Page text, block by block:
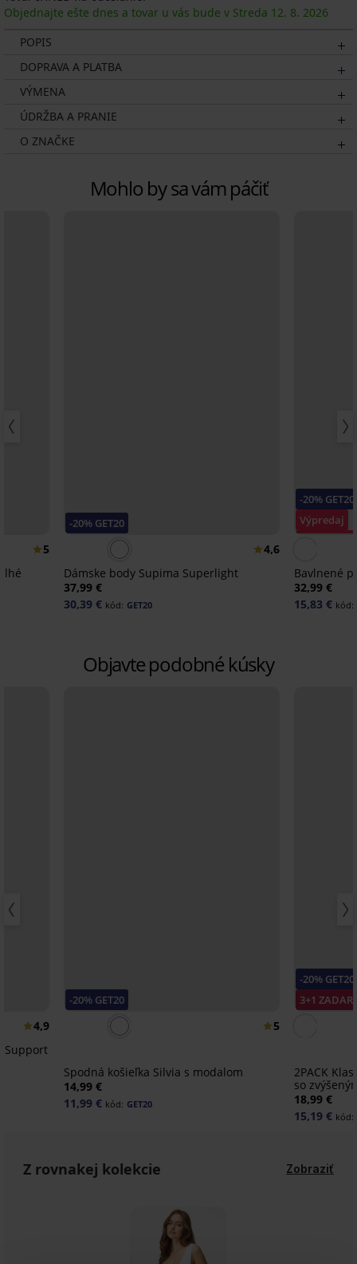
Objednajte ešte dnes a tovar u vás bude v Streda 12. 8. 2026
POPIS
DOPRAVA A PLATBA
VÝMENA
ÚDRŽBA A PRANIE
O ZNAČKE
Mohlo by sa vám páčiť
5
-20% GET20
4,6
Dámske body Supima Superlight
37,99 €
30,39 € kód: GET20
-20% GET20
Výpredaj
Bavlnené
32,99 €
15,83 € kód:
Objavte podobné kúsky
4,9
Support
-20% GET20
5
Spodná košieľka Silvia s modalom
14,99 €
11,99 € kód: GET20
-20% GET20
3+1
2PACK
so
18,99 €
15,19 € kód:
Z rovnakej kolekcie Zobraziť